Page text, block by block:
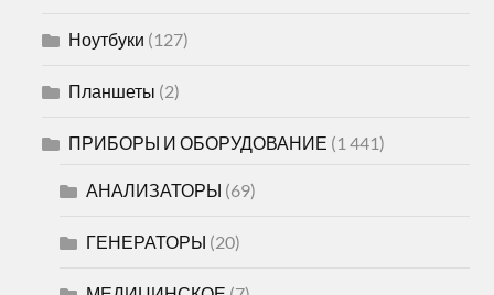
Ноутбуки (127)
Планшеты (2)
ПРИБОРЫ И ОБОРУДОВАНИЕ (1 441)
АНАЛИЗАТОРЫ (69)
ГЕНЕРАТОРЫ (20)